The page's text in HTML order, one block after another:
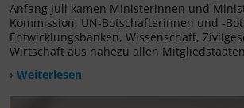
Anfang Juli kamen Ministerinnen und
Kommission, UN-Botschafterinnen und -
Entwicklungsbanken, Wissenschaft,
Wirtschaft aus nahezu allen Mitgliedstaaten
› Weiterlesen